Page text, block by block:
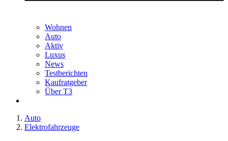
Wohnen
Auto
Aktiv
Luxus
News
Testberichten
Kaufratgeber
Über T3
Auto
Elektrofahrzeuge